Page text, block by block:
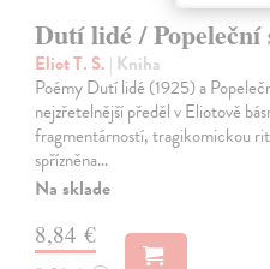
Dutí lidé / Popeleční
Eliot T. S. | Kniha
Poémy Dutí lidé (1925) a
nejzřetelnější předěl v Eliotově
fragmentárností, tragikomickou
spřízněna…
Na sklade
8,84 €